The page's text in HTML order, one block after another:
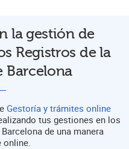
la gestión de
Registros de la
Barcelona
Gestoría y trámites online
tus gestiones en los
de una manera